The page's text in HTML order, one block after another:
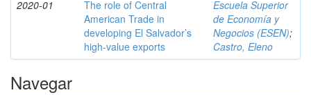
2020-01
The role of Central
American Trade in
developing El Salvador’s
high-value exports
Escuela Superior
de Economía y
Negocios (ESEN);
Castro, Eleno
Navegar